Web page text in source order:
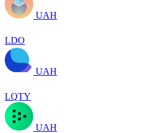
UAH
LDO
UAH
LQTY
UAH